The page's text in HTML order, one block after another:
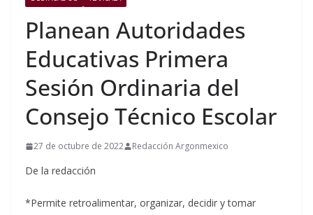
Planean Autoridades
Educativas Primera
Sesión Ordinaria del
Consejo Técnico Escolar
27 de octubre de 2022 Redacción Argonmexico
De la redacción
*Permite retroalimentar, organizar, decidir y tomar